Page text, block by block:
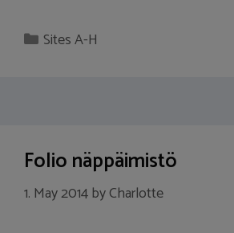
Categories
Sites A-H
Folio näppäimistö
1. May 2014byCharlotte